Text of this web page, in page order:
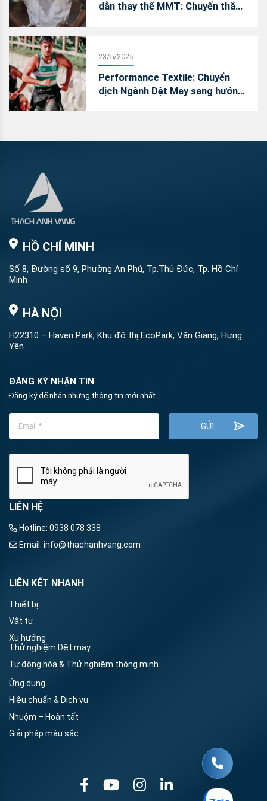
dẫn thay thế MMT: Chuyến thăm
23/5/2025
Performance Textile: Chuyển
dịch Ngành Dệt May sang hướng
HỒ CHÍ MINH
Số 8, Đường số 9, Phường An Phú, Tp.Thủ Đức, Tp. Hồ Chí
Minh
HÀ NỘI
H22310 – Haven Park, Khu đô thị EcoPark, Văn Giang, Hưng
Yên
ĐĂNG KÝ NHẬN TIN
Đăng ký để nhận những thông tin mới nhất
LIÊN HỆ
Hotline: 0938 078 338
Email: info@thachanhvang.com
LIÊN KẾT NHANH
Thiết bị
Vật tư
Xu hướng
Thử nghiệm Dệt may
Tự động hóa & Thử nghiệm thông minh
Ứng dụng
Hiệu chuẩn & Dịch vụ
Nhuộm – Hoàn tất
Giải pháp màu sắc